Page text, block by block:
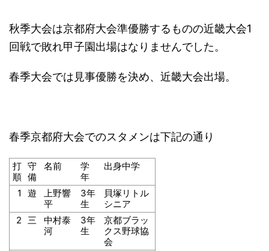
秋季大会は京都府大会準優勝するものの近畿大会1
回戦で敗れ甲子園出場はなりませんでした。
春季大会では見事優勝を決め、近畿大会出場。
春季京都府大会でのスタメンは下記の通り
打
順
守
備
名前
学
年
出身中学
1 遊
上野響
平
3年
生
貝塚リトル
シニア
2
三
中村泰
河
3年
生
京都ブラッ
クス野球協
会